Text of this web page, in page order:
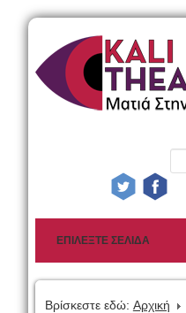
Βρίσκεστε εδώ: Αρχική